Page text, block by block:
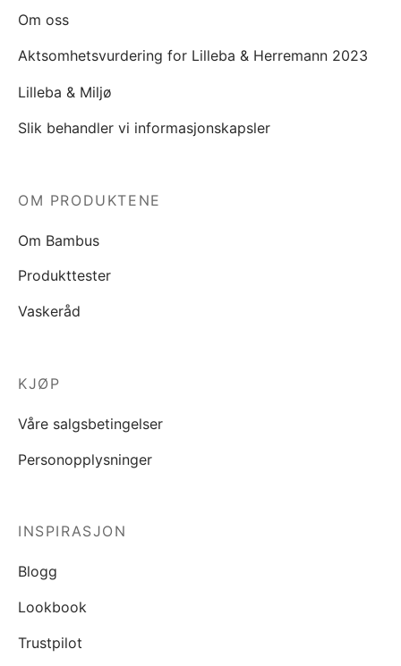
Om oss
Aktsomhetsvurdering for Lilleba & Herremann 2023
Lilleba & Miljø
Slik behandler vi informasjonskapsler
OM PRODUKTENE
Om Bambus
Produkttester
Vaskeråd
KJØP
Våre salgsbetingelser
Personopplysninger
INSPIRASJON
Blogg
Lookbook
Trustpilot